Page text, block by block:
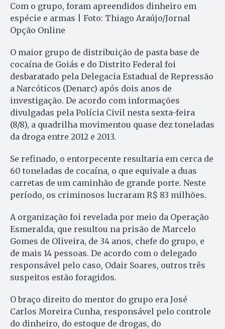
Com o grupo, foram apreendidos dinheiro em
espécie e armas | Foto: Thiago Araújo/Jornal
Opção Online
O maior grupo de distribuição de pasta base de
cocaína de Goiás e do Distrito Federal foi
desbaratado pela Delegacia Estadual de Repressão
a Narcóticos (Denarc) após dois anos de
investigação. De acordo com informações
divulgadas pela Polícia Civil nesta sexta-feira
(8/8), a quadrilha movimentou quase dez toneladas
da droga entre 2012 e 2013.
Se refinado, o entorpecente resultaria em cerca de
60 toneladas de cocaína, o que equivale a duas
carretas de um caminhão de grande porte. Neste
período, os criminosos lucraram R$ 83 milhões.
A organização foi revelada por meio da Operação
Esmeralda, que resultou na prisão de Marcelo
Gomes de Oliveira, de 34 anos, chefe do grupo, e
de mais 14 pessoas. De acordo com o delegado
responsável pelo caso, Odair Soares, outros três
suspeitos estão foragidos.
O braço direito do mentor do grupo era José
Carlos Moreira Cunha, responsável pelo controle
do dinheiro, do estoque de drogas, do